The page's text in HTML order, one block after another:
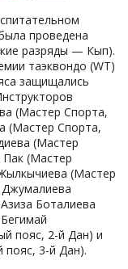
проведена
разряды — Кып).
таэквондо (WT)
защищались
(Мастер Спорта,
(Мастер Спорта,
(Мастер
(Мастер
(Мастер
Боталиева
пояс, 2-й Дан) и
3-й Дан).